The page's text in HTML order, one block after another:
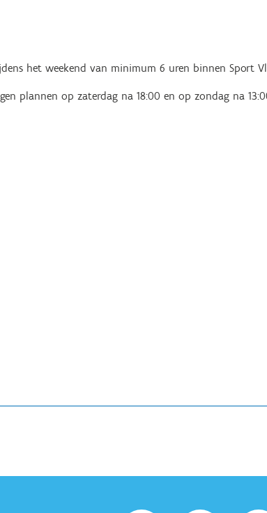
het weekend van minimum 6 uren binnen Sport
plannen op zaterdag na 18:00 en op zondag na